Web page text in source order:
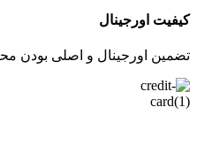
کیفیت اورجینال
تضمین اورجینال و اصلی بودن